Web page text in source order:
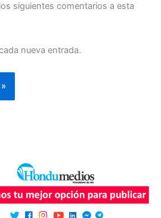
siguientes comentarios a esta
nueva entrada.